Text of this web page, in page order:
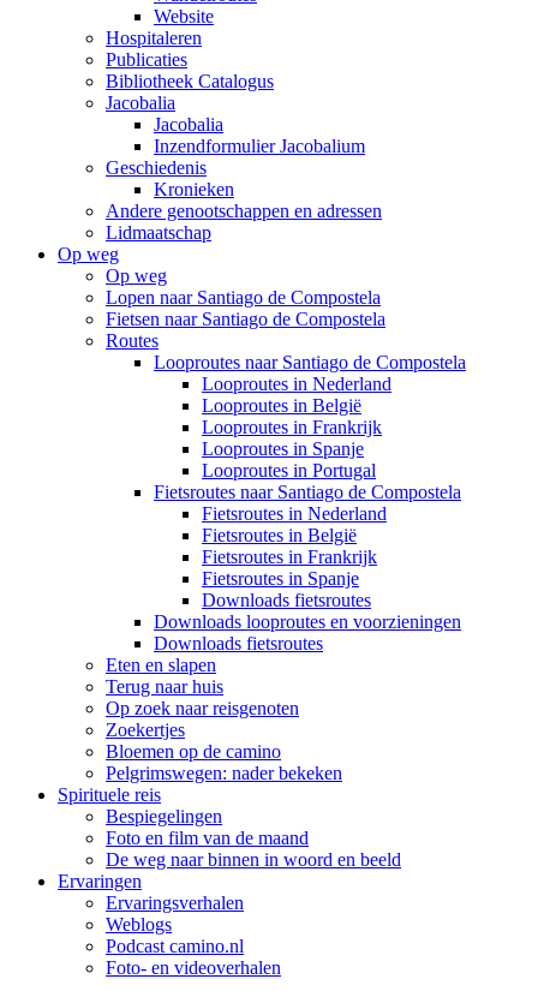
Website
Hospitaleren
Publicaties
Bibliotheek Catalogus
Jacobalia
Jacobalia
Inzendformulier Jacobalium
Geschiedenis
Kronieken
Andere genootschappen en adressen
Lidmaatschap
Op weg
Op weg
Lopen naar Santiago de Compostela
Fietsen naar Santiago de Compostela
Routes
Looproutes naar Santiago de Compostela
Looproutes in Nederland
Looproutes in België
Looproutes in Frankrijk
Looproutes in Spanje
Looproutes in Portugal
Fietsroutes naar Santiago de Compostela
Fietsroutes in Nederland
Fietsroutes in België
Fietsroutes in Frankrijk
Fietsroutes in Spanje
Downloads fietsroutes
Downloads looproutes en voorzieningen
Downloads fietsroutes
Eten en slapen
Terug naar huis
Op zoek naar reisgenoten
Zoekertjes
Bloemen op de camino
Pelgrimswegen: nader bekeken
Spirituele reis
Bespiegelingen
Foto en film van de maand
De weg naar binnen in woord en beeld
Ervaringen
Ervaringsverhalen
Weblogs
Podcast camino.nl
Foto- en videoverhalen